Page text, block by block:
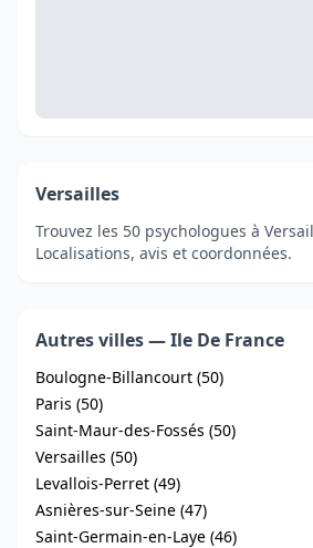
Versailles
Trouvez les 50 psychologues à
Localisations, avis et coordonnées.
Autres villes — Ile De France
Boulogne-Billancourt (50)
Paris (50)
Saint-Maur-des-Fossés (50)
Versailles (50)
Levallois-Perret (49)
Asnières-sur-Seine (47)
Saint-Germain-en-Laye (46)